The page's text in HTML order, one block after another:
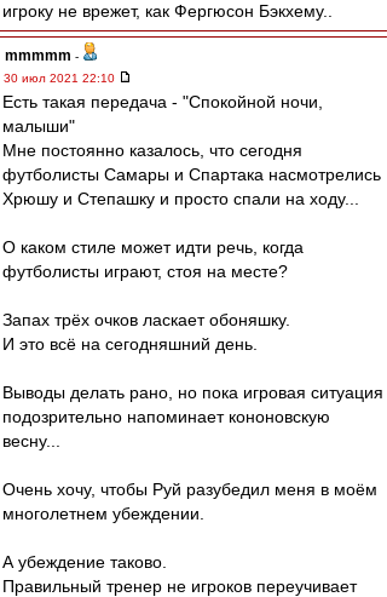
игроку не врежет, как Фергюсон Бэкхему..
mmmmm -
30 июл 2021 22:10
Есть такая передача - "Спокойной ночи,
малыши"
Мне постоянно казалось, что сегодня
футболисты Самары и Спартака насмотрелись
Хрюшу и Степашку и просто спали на ходу...
О каком стиле может идти речь, когда
футболисты играют, стоя на месте?
Запах трёх очков ласкает обоняшку.
И это всё на сегодняшний день.
Выводы делать рано, но пока игровая ситуация
подозрительно напоминает кононовскую
весну...
Очень хочу, чтобы Руй разубедил меня в моём
многолетнем убеждении.
А убеждение таково.
Правильный тренер не игроков переучивает